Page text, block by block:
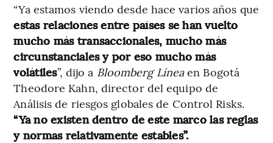
“Ya estamos viendo desde hace varios años que
estas relaciones entre países se han vuelto
mucho más transaccionales, mucho más
circunstanciales y por eso mucho más
volátiles”, dijo a Bloomberg Líneaen Bogotá
Theodore Kahn, director del equipo de
Análisis de riesgos globales de Control Risks.
“Ya no existen dentro de este marco las reglas
y normas relativamente estables”.